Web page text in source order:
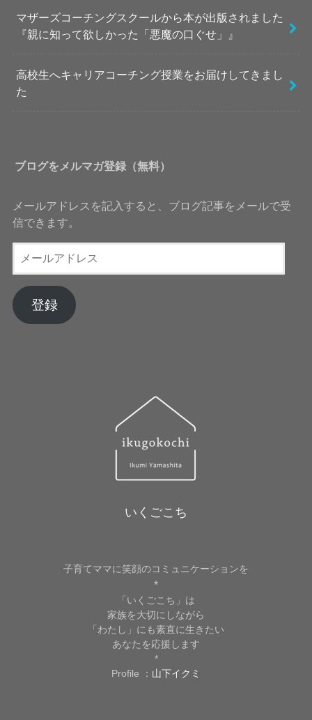
マザーズコーチングスクールから本が出版されました
『親に知って欲しかった「悪魔の口ぐせ」』
高校生へキャリアコーチング授業をお届けしてきまし
た
ブログをメルマガ登録（無料）
メールアドレスを記入すると、ブログ記事をメールで受
信できます。
ー
ア
ド
登録
いくごこち
子育てママに笑顔のコミュニケーションを
*
「いくごこち」は
家族を大切にしながら
「わたし」にも素直に生きたい
あなたを応援します
*
Profile ： 山下イクミ